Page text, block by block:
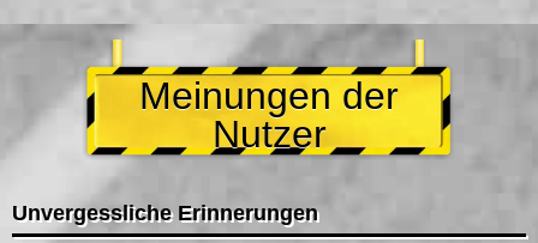
Meinungen der
Nutzer
Unvergessliche Erinnerungen